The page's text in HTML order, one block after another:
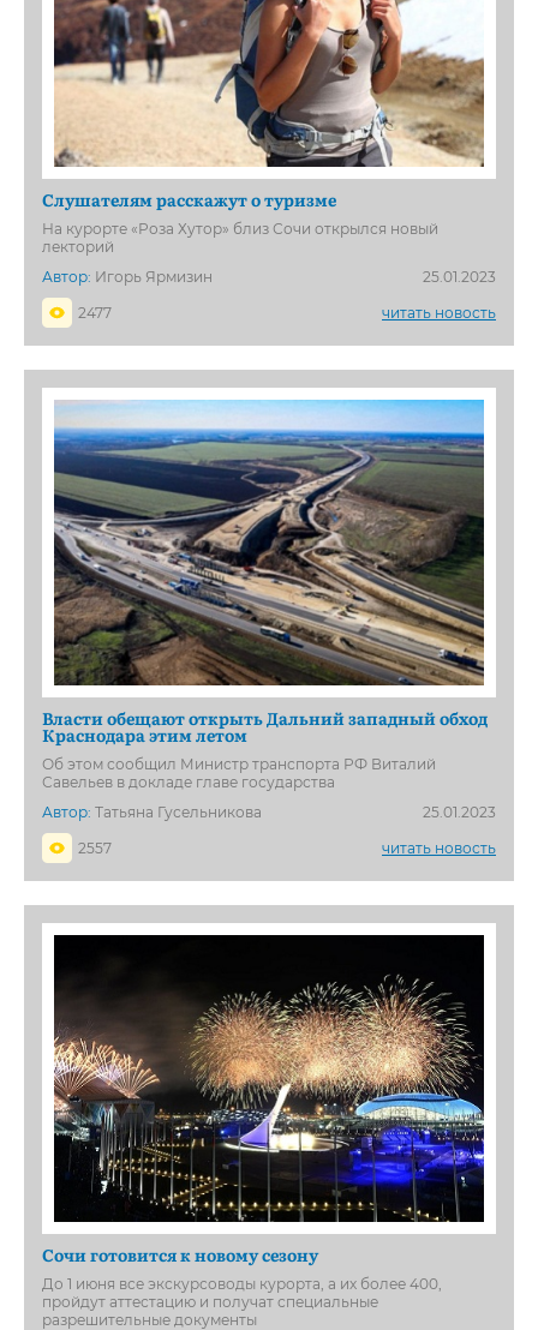
Слушателям расскажут о туризме
На курорте «Роза Хутор» близ Сочи открылся новый
лекторий
Автор: Игорь Ярмизин
25.01.2023
2477
читать новость
Власти обещают открыть Дальний западный обход
Краснодара этим летом
Об этом сообщил Министр транспорта РФ Виталий
Савельев в докладе главе государства
Автор: Татьяна Гусельникова
25.01.2023
2557
читать новость
Сочи готовится к новому сезону
До 1 июня все экскурсоводы курорта, а их более 400,
пройдут аттестацию и получат специальные
разрешительные документы